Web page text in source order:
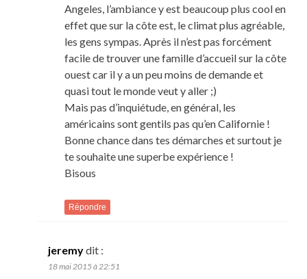
Angeles, l’ambiance y est beaucoup plus cool en
effet que sur la côte est, le climat plus agréable,
les gens sympas. Après il n’est pas forcément
facile de trouver une famille d’accueil sur la côte
ouest car il y a un peu moins de demande et
quasi tout le monde veut y aller ;)
Mais pas d’inquiétude, en général, les
américains sont gentils pas qu’en Californie !
Bonne chance dans tes démarches et surtout je
te souhaite une superbe expérience !
Bisous
Répondre
jeremydit :
18 mai 2015 à 22:51